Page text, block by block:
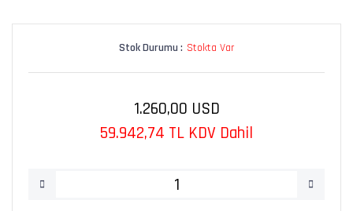
Stok Durumu : Stokta Var
1.260,00 USD
59.942,74 TL KDV Dahil